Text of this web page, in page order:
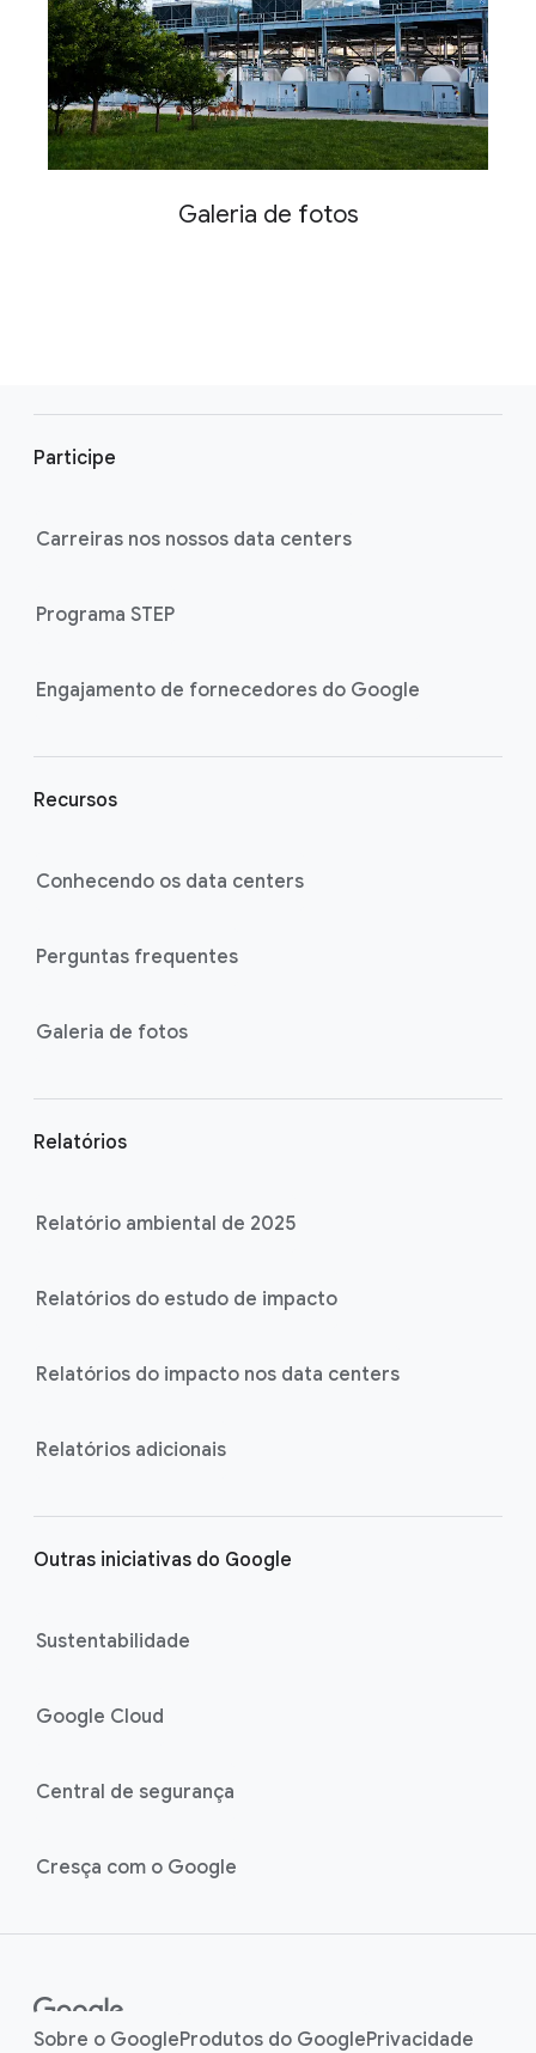
Galeria de fotos
Participe
Carreiras nos nossos data centers
Programa STEP
Engajamento de fornecedores do Google
Recursos
Conhecendo os data centers
Perguntas frequentes
Galeria de fotos
Relatórios
Relatório ambiental de 2025
Relatórios do estudo de impacto
Relatórios do impacto nos data centers
Relatórios adicionais
Outras iniciativas do Google
Sustentabilidade
Google Cloud
Central de segurança
Cresça com o Google
Sobre o GoogleProdutos do GooglePrivacidade